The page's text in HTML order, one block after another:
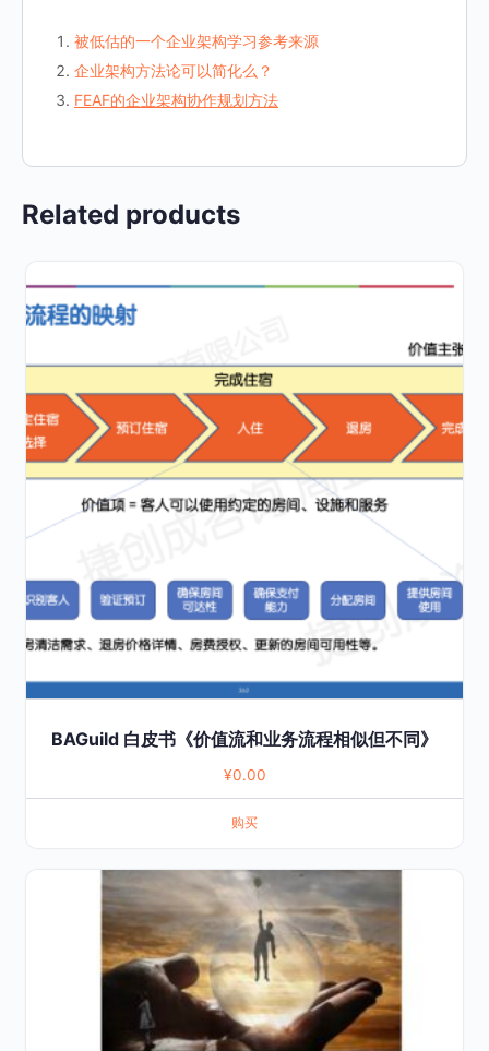
被低估的一个企业架构学习参考来源
企业架构方法论可以简化么？
FEAF的企业架构协作规划方法
Related products
BAGuild 白皮书《价值流和业务流程相似但不同》
¥0.00
购买